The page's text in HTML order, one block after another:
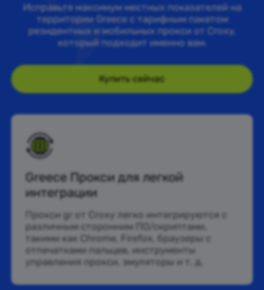
Исправьте максимум местных показателей на
территории Greece с тарифным пакетом
резидентных и мобильных прокси от Croxy,
который подходит именно вам.
Купить сейчас
Greece Прокси для легкой
интеграции
Прокси gr от Croxy легко интегрируются с
различным сторонним ПО/скриптами,
такими как Chrome, Firefox, браузеры с
отпечатками пальцев, инструменты
управления прокси, эмуляторы и т. д.